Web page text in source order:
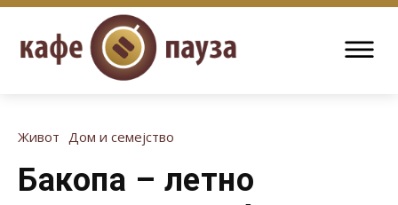
Живот Дом и семејство
Бакопа – летно